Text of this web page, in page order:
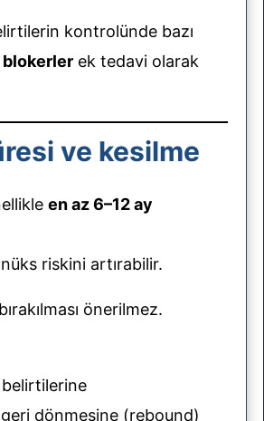
kontrolünde bazı
blokerler ek tedavi olarak
ve kesilme
en az 6–12 ay
riskini artırabilir.
önerilmez.
dönmesine (rebound)